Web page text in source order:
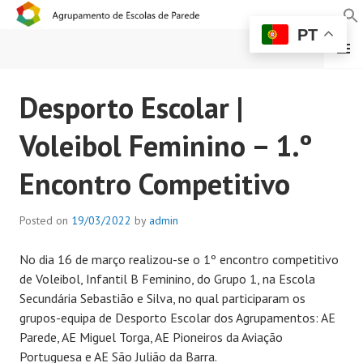
AGRUPAMENTO DE
ESCOLAS DE PAREDE
MENU
Desporto Escolar |
Voleibol Feminino – 1.º
Encontro Competitivo
Posted on 19/03/2022 by admin
No dia 16 de março realizou-se o 1º encontro competitivo
de Voleibol, Infantil B Feminino, do Grupo 1, na Escola
Secundária Sebastião e Silva, no qual participaram os
grupos-equipa de Desporto Escolar dos Agrupamentos: AE
Parede, AE Miguel Torga, AE Pioneiros da Aviação
Portuguesa e AE São Julião da Barra.
PT